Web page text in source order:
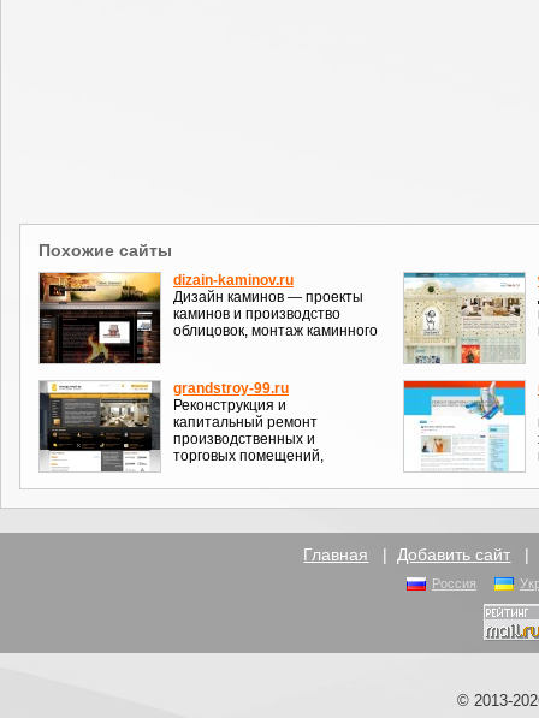
Похожие сайты
dizain-kaminov.ru
Дизайн каминов — проекты
каминов и производство
облицовок, монтаж каминного
grandstroy-99.ru
Реконструкция и
капитальный ремонт
производственных и
торговых помещений,
Главная | Добавить сайт |
Россия
© 2013-